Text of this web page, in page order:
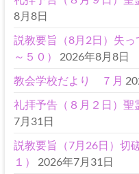
8月8日
説教要旨（8月2日）失
～５０）
2026年8月8日
教会学校だより ７月
礼拝予告（８月２日）
7月31日
説教要旨（7月26日）切
１）
2026年7月31日